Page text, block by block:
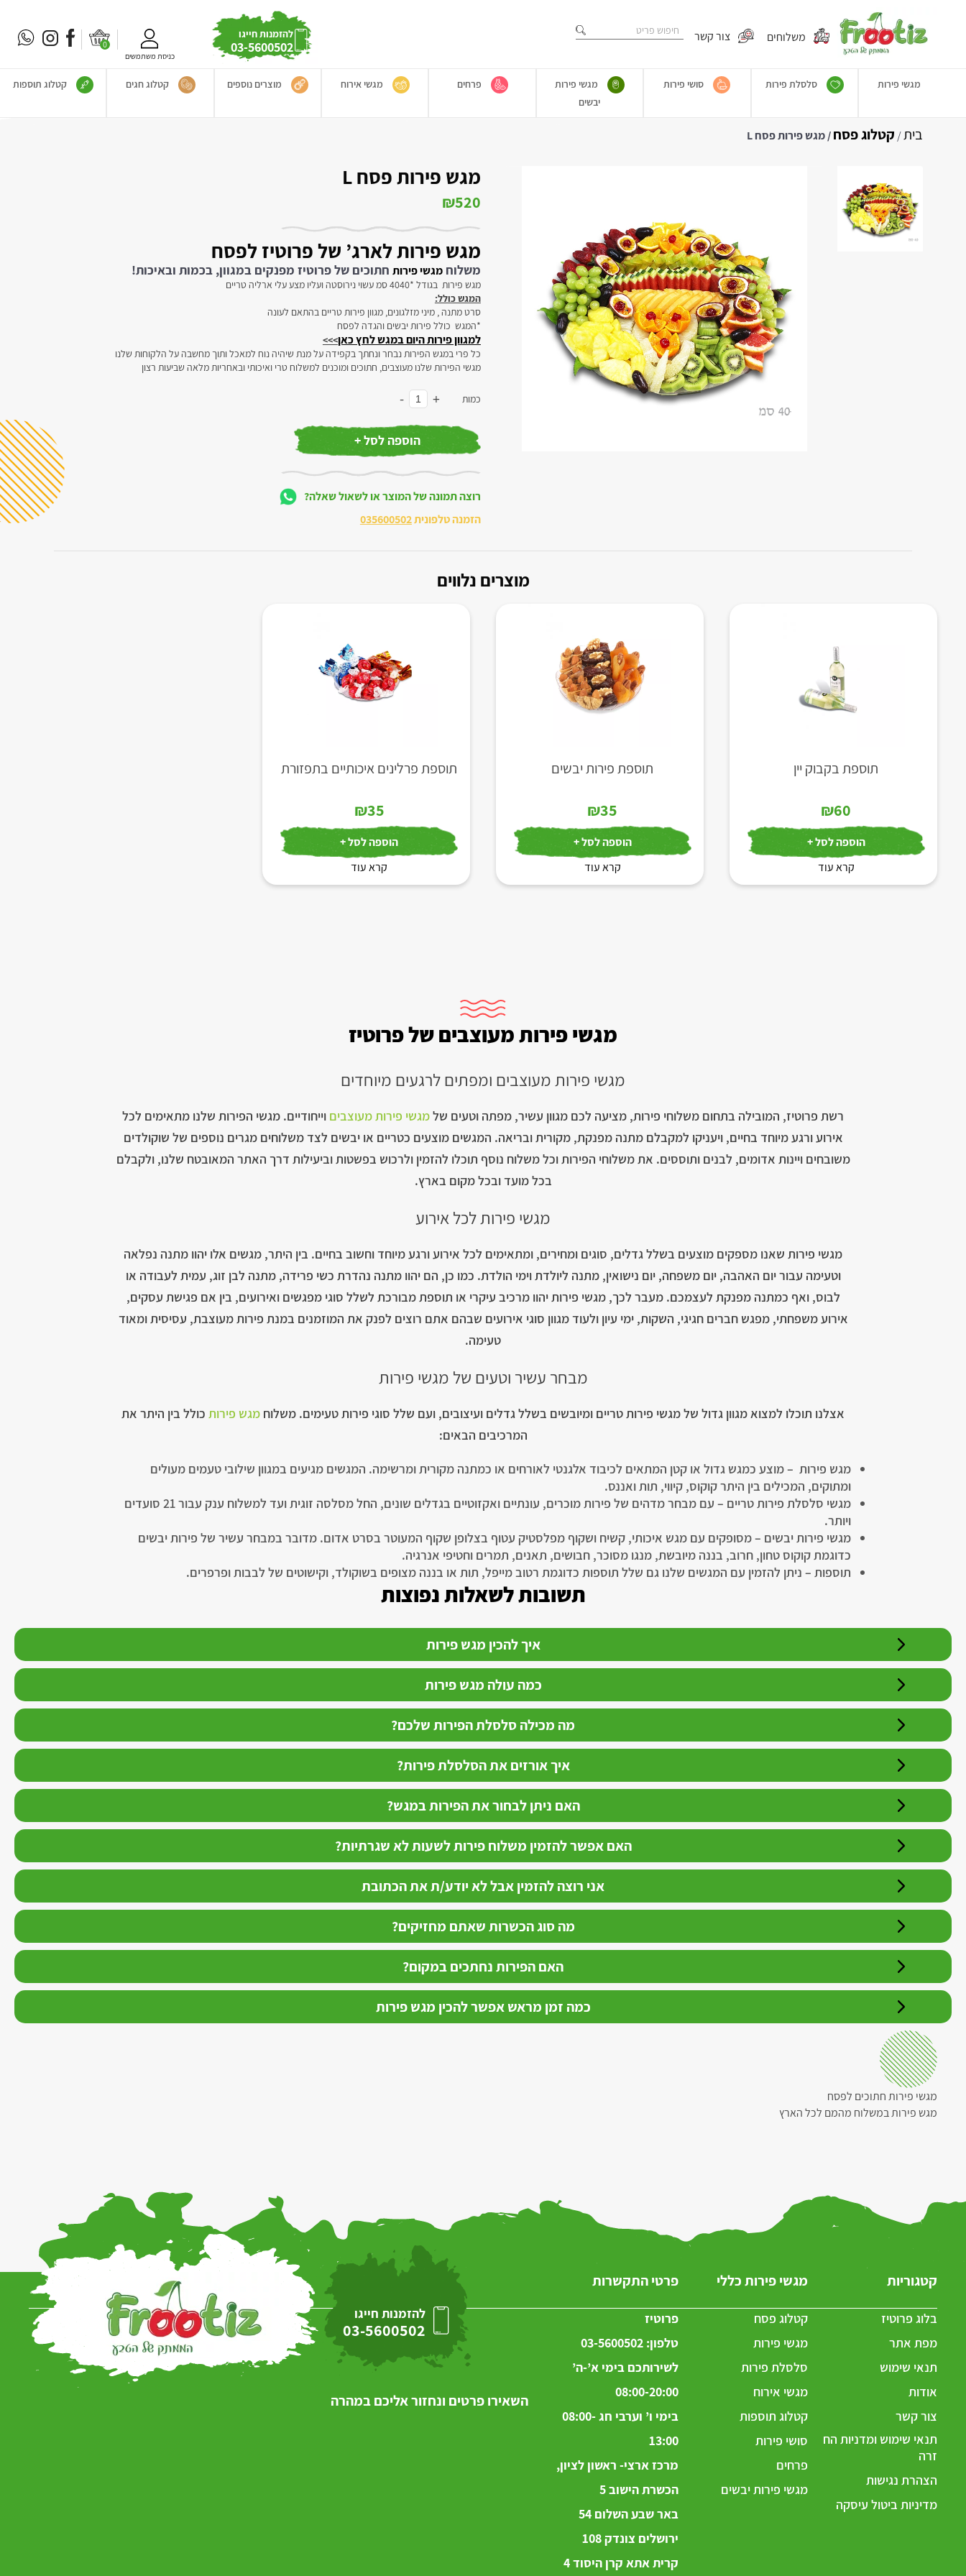
משלוחים צור קשר להזמנות חייגו
03-5600502
כניסת משתמשים
0
מגשי פירות סלסלת פירות סושי פירות
מגשי פירות
יבשים
פרחים מגשי אירוח מוצרים נוספים קטלוג חגים קטלוג תוספות
בית/ קטלוג פסח/ מגש פירות פסח L
מגש פירות פסח L
₪520
מגש פירות לארג’ של פרוטיז לפסח
משלוחמגשי פירות חתוכים של פרוטיז מפנקים במגוון, בכמות ובאיכות!
מגש פירות בגודל *4040 סמ עשוי נירוסטה ועליו מצע עלי ארליה טריים
המגש כולל:
סרט מתנה , מיני מזלגונים, מגוון פירות טריים בהתאם לעונה
*המגש כולל פירות יבשים והגדה לפסח
למגוון פירות היום במגש לחץ כאן>>>
כל פרי במגש הפירות נבחר ונחתך בקפידה על מנת שיהיה נוח למאכל ותוך מחשבה על הלקוחות שלנו
מגשי הפירות שלנו מעוצבים, חתוכים ומוכנים למשלוח טרי ואיכותי ובאחריות מלאה שביעות רצון
כמות +
-
הוספה לסל +
רוצה תמונה של המוצר או לשאול שאלה?
הזמנה טלפונית035600502
מוצרים נלווים
תוספת בקבוק יין
₪60
הוספה לסל +
קרא עוד
תוספת פירות יבשים
₪35
הוספה לסל +
קרא עוד
תוספת פרלינים איכותיים בתפזורת
₪35
הוספה לסל +
קרא עוד
מגשי פירות מעוצבים של פרוטיז
מגשי פירות מעוצבים ומפתים לרגעים מיוחדים
רשת פרוטיז, המובילה בתחום משלוחי פירות, מציעה לכם מגוון עשיר, מפתה וטעים שלמגשי פירות מעוצבים וייחודיים. מגשי הפירות שלנו מתאימים לכל
אירוע ורגע מיוחד בחיים, ויעניקו למקבלם מתנה מפנקת, מקורית ובריאה. המגשים מוצעים כטריים או יבשים לצד משלוחים מגרים נוספים של שוקולדים
משובחים ויינות אדומים, לבנים ותוססים. את משלוחי הפירות וכל משלוח נוסף תוכלו להזמין ולרכוש בפשטות וביעילות דרך האתר המאובטח שלנו, ולקבלם
בכל מועד ובכל מקום בארץ.
מגשי פירות לכל אירוע
מגשי פירות שאנו מספקים מוצעים בשלל גדלים, סוגים ומחירים, ומתאימים לכל אירוע ורגע מיוחד וחשוב בחיים. בין היתר, מגשים אלו יהוו מתנה נפלאה
וטעימה עבור יום האהבה, יום משפחה, יום נישואין, מתנה ליולדת וימי הולדת. כמו כן, הם יהוו מתנה נהדרת כשי פרידה, מתנה לבן זוג, עמית לעבודה או
לבוס, ואף כמתנה מפנקת לעצמכם. מעבר לכך, מגשי פירות יהוו מרכיב עיקרי או תוספת מבורכת לשלל סוגי מפגשים ואירועים, בין אם פגישת עסקים,
אירוע משפחתי, מפגש חברים חגיגי, השקות, ימי עיון ולעוד מגוון סוגי אירועים שבהם אתם רוצים לפנק את המוזמנים במנת פירות מעוצבת, עסיסית ומאוד
טעימה.
מבחר עשיר וטעים של מגשי פירות
אצלנו תוכלו למצוא מגוון גדול של מגשי פירות טריים ומיובשים בשלל גדלים ועיצובים, ועם שלל סוגי פירות טעימים. משלוח מגש פירות כולל בין היתר את
המרכיבים הבאים:
מגש פירות – מוצע כמגש גדול או קטן המתאים לכיבוד אלגנטי לאורחים או כמתנה מקורית ומרשימה. המגשים מגיעים במגוון שילובי טעמים מעולים
ומתוקים, המכילים בין היתר קוקוס, קיווי, תות ואננס.
מגשי סלסלת פירות טריים – עם מבחר מדהים של פירות מוכרים, עונתיים ואקזוטיים בגדלים שונים, החל מסלסה זוגית ועד למשלוח ענק עבור 21 סועדים
ויותר.
מגשי פירות יבשים – מסופקים עם מגש איכותי, קשיח ושקוף מפלסטיק עטוף בצלופן שקוף המעוטר בסרט אדום. מדובר במבחר עשיר של פירות יבשים
כדוגמת קוקוס טחון, חרוב, בננה מיובשת, מנגו מסוכר, חבושים, תאנים, תמרים וחטיפי אנרגיה.
תוספות – ניתן להזמין עם המגשים שלנו גם שלל תוספות כדוגמת רטוב מייפל, תות או בננה מצופים בשוקולד, וקישוטים של לבבות ופרפרים.
תשובות לשאלות נפוצות
איך להכין מגש פירות
כמה עולה מגש פירות
מה מכילה סלסלת הפירות שלכם?
איך אורזים את הסלסלת פירות?
האם ניתן לבחור את הפירות במגש?
האם אפשר להזמין משלוח פירות לשעות לא שגרתיות?
אני רוצה להזמין אבל לא יודע/ת את הכתובת
מה סוג הכשרות שאתם מחזיקים?
האם הפירות נחתכים במקום?
כמה זמן מראש אפשר להכין מגש פירות
מגשי פירות חתוכים לפסח
מגש פירות במשלוח מהמם לכל הארץ
קטגוריות
בלוג פרוטיז
מפת אתר
תנאי שימוש
אודות
צור קשר
תנאי שימוש ומדניות הח
זרה
הצהרת נגישות
מדיניות ביטול עיסקה
מגשי פירות כללי
קטלוג פסח
מגשי פירות
סלסלת פירות
מגשי אירוח
קטלוג תוספות
סושי פירות
פרחים
מגשי פירות יבשים
פרטי התקשרות
פרוטיז
טלפון: 03-5600502
לשירותכם בימי א’-ה’
08:00-20:00
בימי ו’ וערבי חג 08:00-
13:00
מרכז ארצי- ראשון לציון,
הכשרת הישוב 5
באר שבע השלום 54
ירושלים צונדק
קרית אתא קרן היסוד 4
להזמנות חייגו
03-5600502
השאירו פרטים ונחזור אליכם במהרה